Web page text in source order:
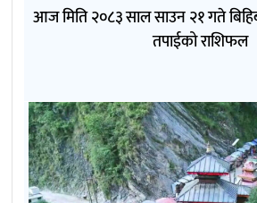
आज मिति २०८३ साल साउन २१ गते
तपाईको राशिफल